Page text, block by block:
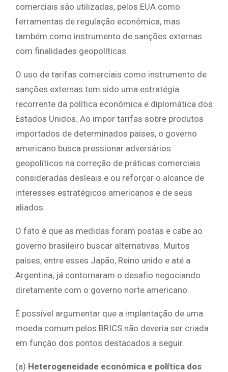
comerciais são utilizadas, pelos EUA como
ferramentas de regulação econômica, mas
também como instrumento de sanções externas
com finalidades geopolíticas.
O uso de tarifas comerciais como instrumento de
sanções externas tem sido uma estratégia
recorrente da política econômica e diplomática dos
Estados Unidos. Ao impor tarifas sobre produtos
importados de determinados países, o governo
americano busca pressionar adversários
geopolíticos na correção de práticas comerciais
consideradas desleais e ou reforçar o alcance de
interesses estratégicos americanos e de seus
aliados.
O fato é que as medidas foram postas e cabe ao
governo brasileiro buscar alternativas. Muitos
países, entre esses Japão, Reino unido e até a
Argentina, já contornaram o desafio negociando
diretamente com o governo norte americano.
É possível argumentar que a implantação de uma
moeda comum pelos BRICS não deveria ser criada
em função dos pontos destacados a seguir.
(a) Heterogeneidade econômica e política dos